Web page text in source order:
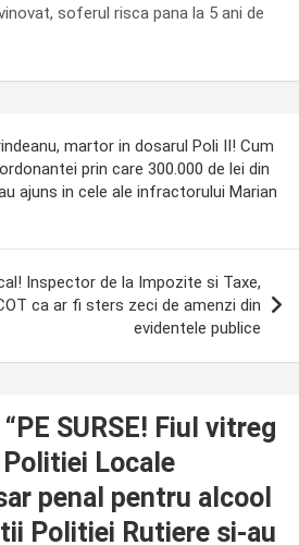
soferul risca pana la 5 ani de
martor in dosarul Poli II! Cum
prin care 300.000 de lei din
ajuns in cele ale infractorului Marian
Inspector de la Impozite si Taxe,
ca ar fi sters zeci de amenzi din
evidentele publice
PE SURSE! Fiul vitreg
Locale
penal pentru alcool
Politiei Rutiere si-au